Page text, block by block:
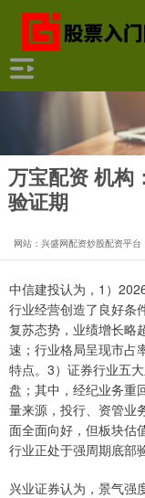
万宝配资 机构
验证期
网站：兴盛网配资炒股配资平台
中信建投认为，1）
行业经营创造了良好条
复苏态势，业绩增长略
速；行业格局呈现市占
特点。3）证券行业五
盘；其中，经纪业务重
量来源，投行、资管业
面全面向好，但板块估
行业正处于强周期底部
兴业证券认为，景气强